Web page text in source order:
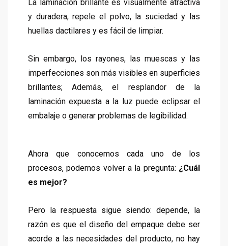
La laminación brillante es visualmente atractiva
y duradera, repele el polvo, la suciedad y las
huellas dactilares y es fácil de limpiar.
Sin embargo, los rayones, las muescas y las
imperfecciones son más visibles en superficies
brillantes; Además, el resplandor de la
laminación expuesta a la luz puede eclipsar el
embalaje o generar problemas de legibilidad.
Ahora que conocemos cada uno de los
procesos, podemos volver a la pregunta: ¿Cuál
es mejor?
Pero la respuesta sigue siendo: depende, la
razón es que el diseño del empaque debe ser
acorde a las necesidades del producto, no hay